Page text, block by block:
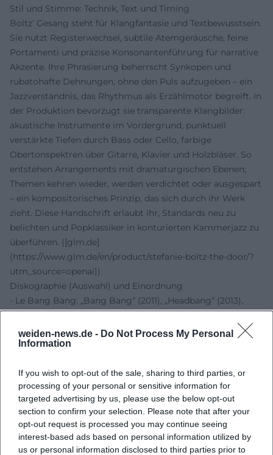
weiden-news.de - Do Not Process My Personal
Information
If you wish to opt-out of the sale, sharing to third parties, or
processing of your personal or sensitive information for
targeted advertising by us, please use the below opt-out
section to confirm your selection. Please note that after your
opt-out request is processed you may continue seeing
interest-based ads based on personal information utilized by
us or personal information disclosed to third parties prior to
Stil und Stimme: Technik, Text und Timing
Boltz’ Gesang steht für Klangfantasie und Textbewusstsein.
Sie nutzt Registerwechsel, subtile Atemgeräusche, feine
Portamenti und präzise Konsonantenführung für narrative
Akzente. Ihre Phrasierung beherrscht Synkopen und
rubatohafte Dehnungen, ohne den Puls aufzugeben – ein
Jazzverständnis, das Rhythmus als Erzählmotor begreift. In
der Produktion bevorzugt sie transparente Klangbilder:
akustische Instrumente im Vordergrund, punktuell
verstärkte Tiefen durch Bass oder Cello, farbige
Obertonspektren über Gitarre, Klavier und Holzbläser. So
entstehen Arrangements mit dramaturgischen Ebenen;
Themen kehren wieder, werden verdichtet oder ausgespart
– ein kompositorisches Prinzip, das sich durch ihr Werk
zieht. Diese Handschrift erlaubt ihr, Standards neu zu
belichten und Popklassiker in konturierten Kammerjazz zu
überführen. ([glm.de]
(https://www.glm.de/en/product/stefanie-boltz-the-door/?
utm_source=openai))
Diskographie (Auswahl) und Einordnung
- Le Bang Bang: „Bang Bang“ (2011), „Headbang“ (2013),
„Pure“ (2017), „Greatest Hits Vol. 10“ (2020). Die Duoarbeiten
zeigen die poetische Verdichtung aus Stimme und
Kontrabass, stilistisch zwischen Jazzstandard, Singer-
([glm.de](https://www.glm.de/produkt/le-bang-bang-
headbang/?utm_source=openai))
- Solo/Ensemble: „Love, lakes & snakes“ (Jahrgang lt.
Labelangaben), „The Door“ (2018), „Midwinter Tales“
(2019/2020), „Female“ (2024). Diese Linie dokumentiert die
Verlagerung vom Duo-Askeseprinzip zur kuratierten